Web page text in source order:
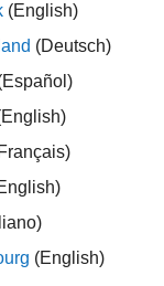
라우저 앱 열기
툴스트립:
령 프롬프트:
(English)
(Deutsch)
(English)